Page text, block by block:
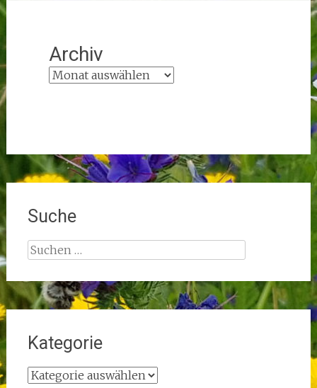
Archiv
A
v
Suche
Suchen
Kategorie
Kategorie